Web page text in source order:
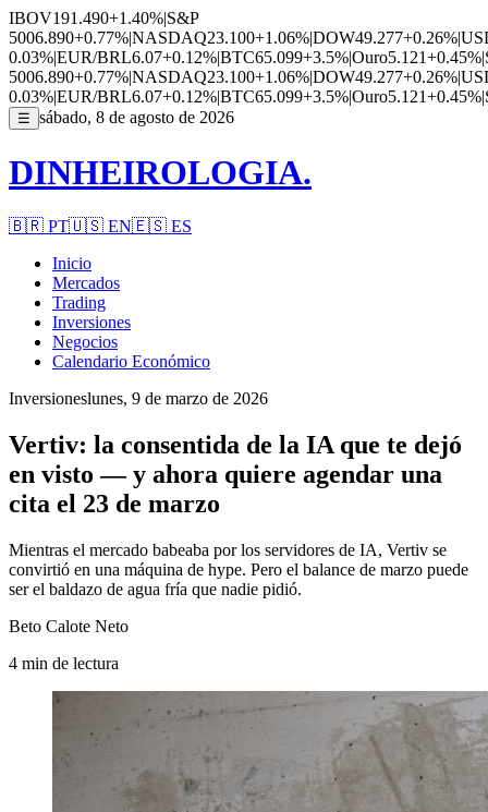
IBOV191.490+1.40%|S&P
5006.890+0.77%|NASDAQ23.100+1.06%|DOW49.277+0.26%|
0.03%|EUR/BRL6.07+0.12%|BTC65.099+3.5%|Ouro5.121+0.45%|
5006.890+0.77%|NASDAQ23.100+1.06%|DOW49.277+0.26%|
0.03%|EUR/BRL6.07+0.12%|BTC65.099+3.5%|Ouro5.121+0.45%|
☰ sábado, 8 de agosto de 2026
DINHEIROLOGIA.
🇧🇷 PT🇺🇸 EN🇪🇸 ES
Inicio
Mercados
Trading
Inversiones
Negocios
Calendario Económico
Inversioneslunes, 9 de marzo de 2026
Vertiv: la consentida de la IA que te dejó
en visto — y ahora quiere agendar una
cita el 23 de marzo
Mientras el mercado babeaba por los servidores de IA, Vertiv se
convirtió en una máquina de hype. Pero el balance de marzo puede
ser el baldazo de agua fría que nadie pidió.
Beto Calote Neto
4 min de lectura